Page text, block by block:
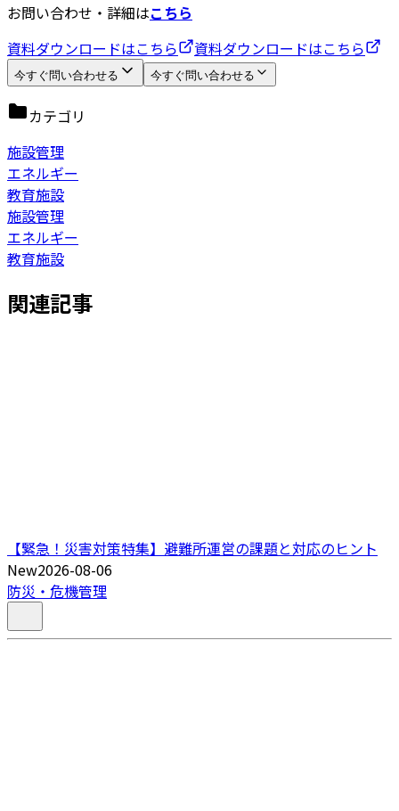
お問い合わせ・詳細はこちら
資料ダウンロードはこちら
資料ダウンロードはこちら
今すぐ問い合わせる 今すぐ問い合わせる
カテゴリ
施設管理
エネルギー
教育施設
施設管理
エネルギー
教育施設
関連記事
【緊急！災害対策特集】避難所運営の課題と対応のヒント
New2026-08-06
防災・危機管理